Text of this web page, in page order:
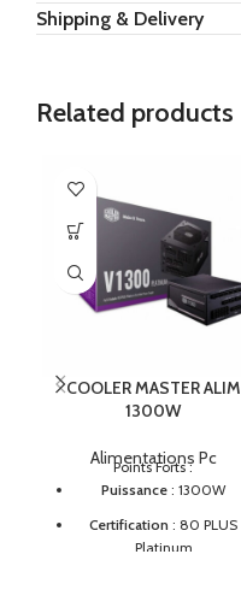
Shipping & Delivery
Related products
COOLER MASTER ALIM
1300W
Alimentations Pc
Points Forts :
Puissance : 1300W
Certification : 80 PLUS
Platinum